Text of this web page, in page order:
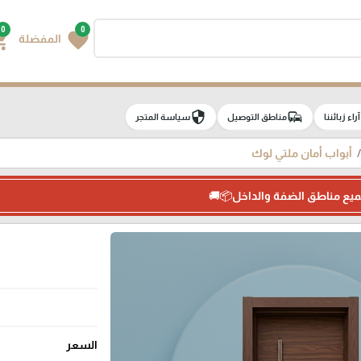
0
favorite المفضلة
0
آراء زبائننا commuteمناطق التوصيل securityسياسة المتجر
أبواب أمان ملتي لوك
مناطق الضفة والداخل📦🚚
السعر